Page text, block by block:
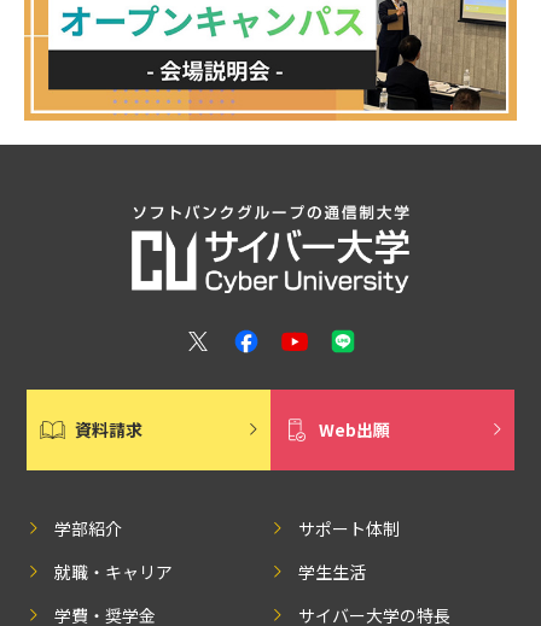
資料請求 Web出願
学部紹介
サポート体制
就職・キャリア
学生生活
学費・奨学金
サイバー大学の特長